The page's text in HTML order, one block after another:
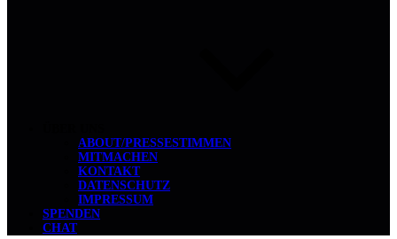
ABOUT/PRESSESTIMMEN
MITMACHEN
KONTAKT
DATENSCHUTZ
IMPRESSUM
SPENDEN
CHAT